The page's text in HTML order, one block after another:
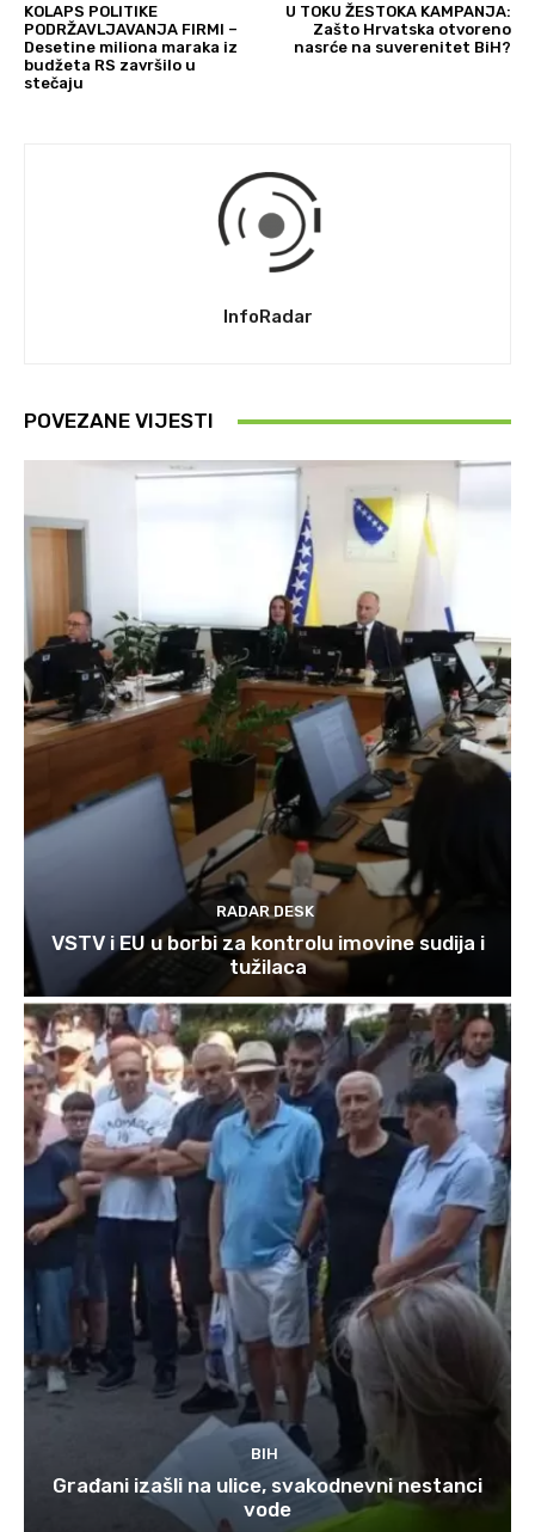
KOLAPS POLITIKE
PODRŽAVLJAVANJA FIRMI –
Desetine miliona maraka iz
budžeta RS završilo u
stečaju
U TOKU ŽESTOKA KAMPANJA:
Zašto Hrvatska otvoreno
nasrće na suverenitet BiH?
InfoRadar
POVEZANE VIJESTI
RADAR DESK
VSTV i EU u borbi za kontrolu imovine sudija i
tužilaca
BIH
Građani izašli na ulice, svakodnevni nestanci
vode